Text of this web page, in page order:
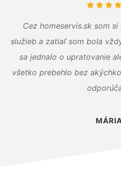
Cez homeservis.sk som
služieb a zatiaľ som bola
sa jednalo o upratovanie
všetko prebehlo bez